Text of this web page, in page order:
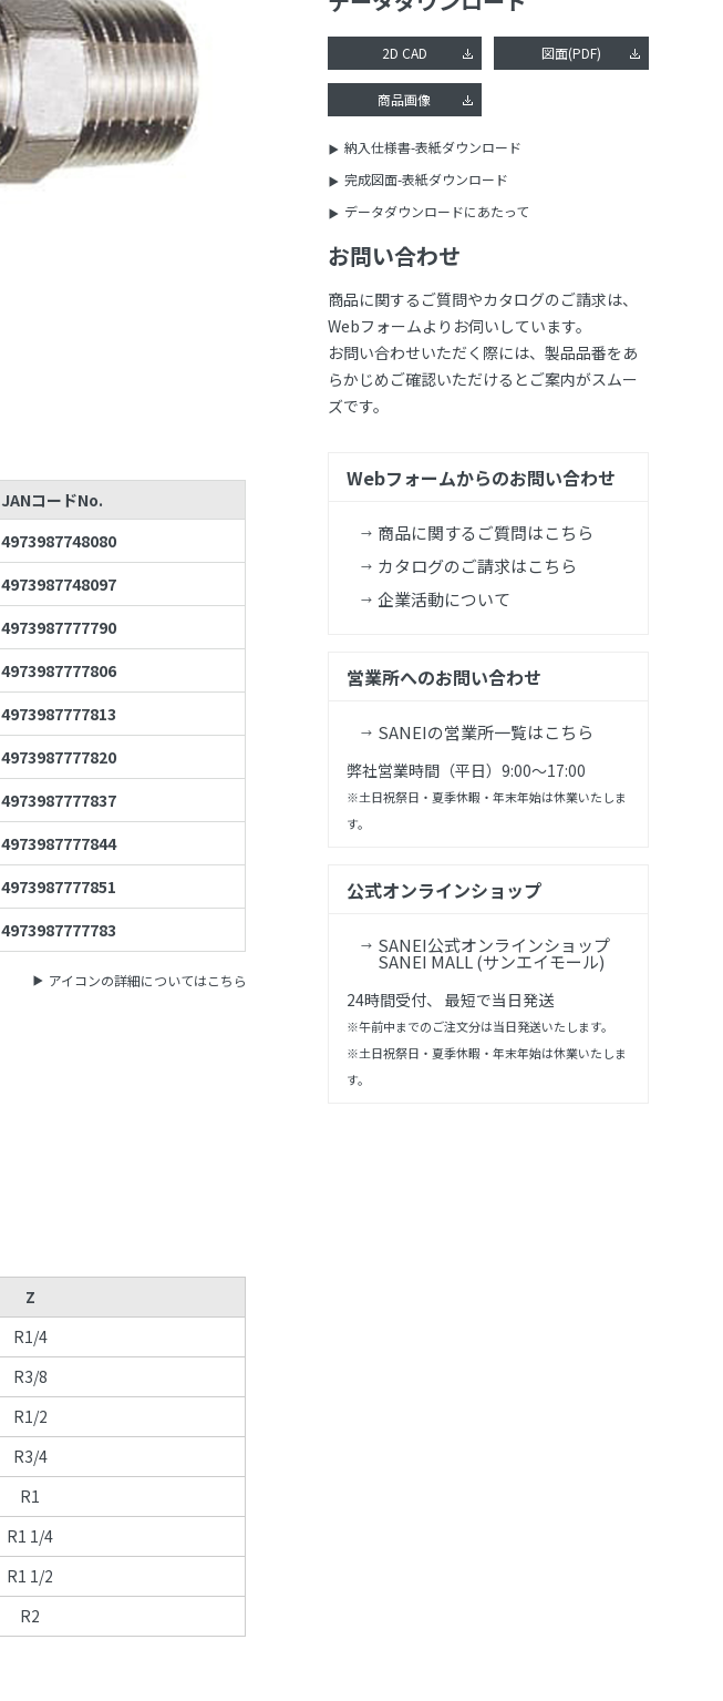
JANコードNo.
4973987748080
4973987748097
4973987777790
4973987777806
4973987777813
4973987777820
4973987777837
4973987777844
4973987777851
4973987777783
アイコンの詳細についてはこちら
Z
R1/4
R3/8
R1/2
R3/4
R1
R1 1/4
R1 1/2
R2
2D CAD 図面(PDF)
商品画像
納入仕様書-表紙ダウンロード
完成図面-表紙ダウンロード
データダウンロードにあたって
お問い合わせ
商品に関するご質問やカタログのご請求は、
Webフォームよりお伺いしています。
お問い合わせいただく際には、製品品番をあ
らかじめご確認いただけるとご案内がスムー
ズです。
Webフォームからのお問い合わせ
商品に関するご質問はこちら
カタログのご請求はこちら
企業活動について
営業所へのお問い合わせ
SANEIの営業所一覧はこちら
弊社営業時間（平日）9:00～17:00
※土日祝祭日・夏季休暇・年末年始は休業いたしま
す。
公式オンラインショップ
SANEI公式オンラインショップ
SANEI MALL (サンエイモール)
24時間受付、 最短で当日発送
※午前中までのご注文分は当日発送いたします。
※土日祝祭日・夏季休暇・年末年始は休業いたしま
す。